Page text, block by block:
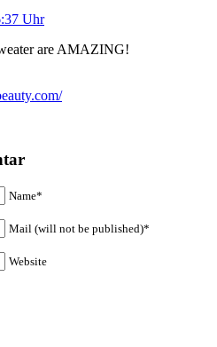
Uhr
are AMAZING!
Name*
Mail (will not be published)*
Website